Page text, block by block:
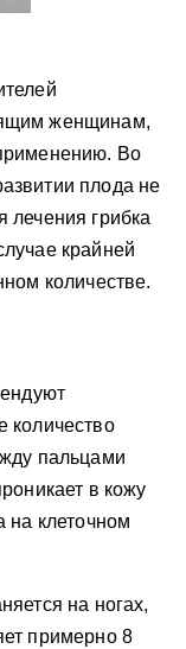
женщинам,
Во
плода не
лечения грибка
крайней
количестве.
количество
пальцами
в кожу
на клеточном
на ногах,
примерно 8